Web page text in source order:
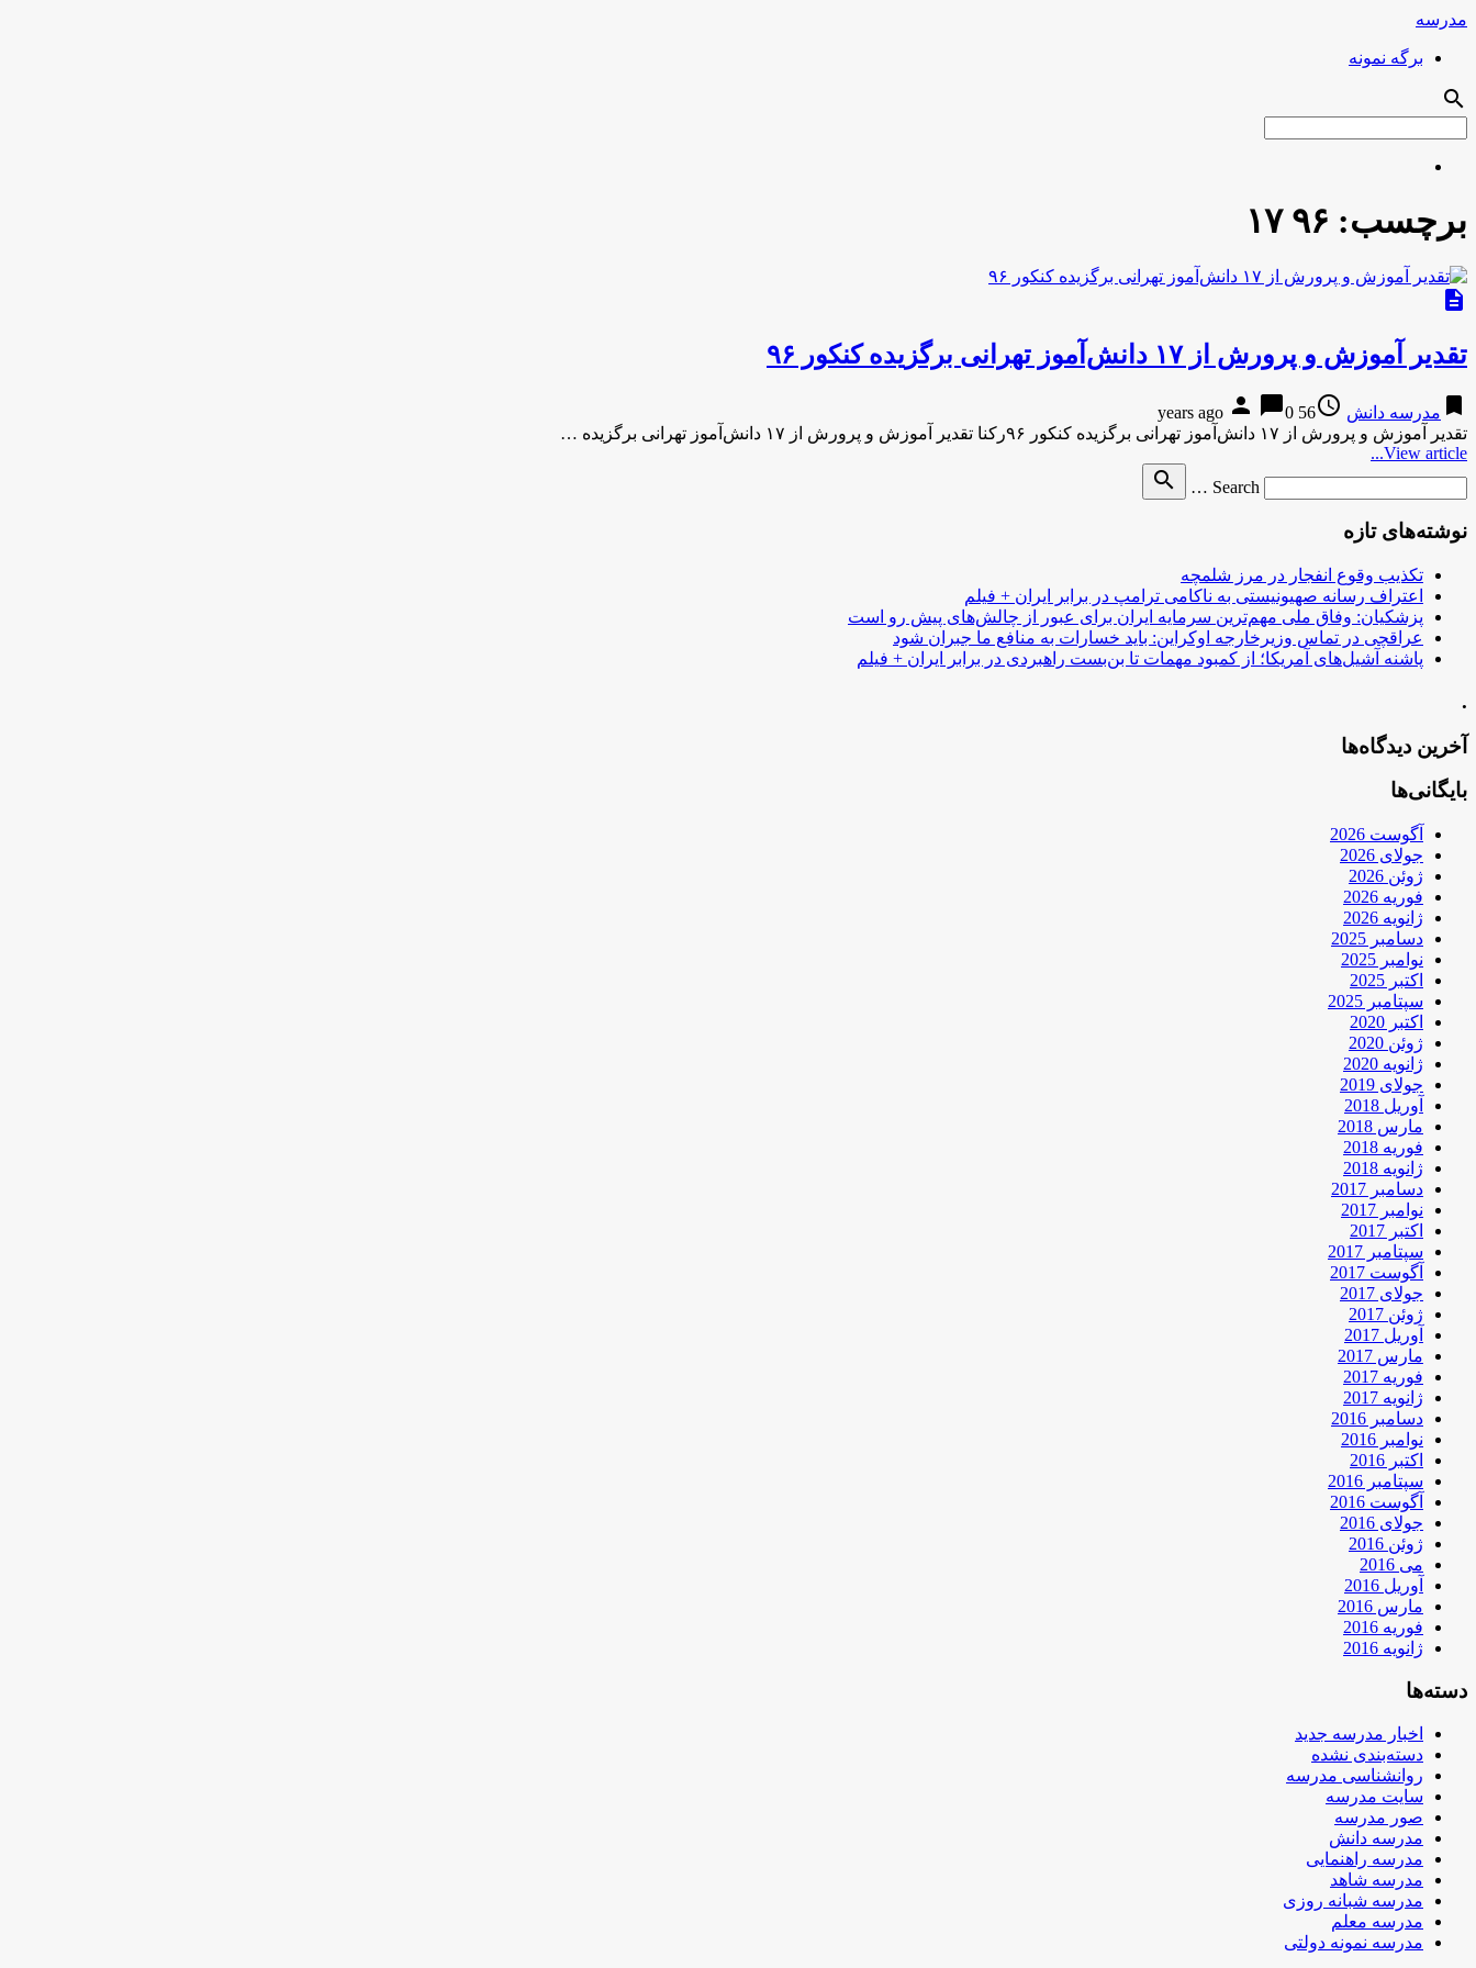
مدرسه
برگه نمونه
search
برچسب: ۹۶ ۱۷
description
تقدیر آموزش و پرورش از ۱۷ دانش‌آموز تهرانی برگزیده کنکور ۹۶
bookmark مدرسه دانش access_time
56 years ago
person chat_bubble0
تقدیر آموزش و پرورش از ۱۷ دانش‌آموز تهرانی برگزیده کنکور ۹۶رکنا تقدیر آموزش و پرورش از ۱۷ دانش‌آموز تهرانی برگزیده …
View article...
Search …
search
نوشته‌های تازه
تکذیب وقوع انفجار در مرز شلمچه
اعتراف رسانه صهیونیستی به ناکامی ترامپ در برابر ایران + فیلم
پزشکیان: وفاق ملی مهم‌ترین سرمایه ایران برای عبور از چالش‌های پیش رو است
عراقچی در تماس وزیرخارجه اوکراین: باید خسارات به منافع ما جبران شود
پاشنه آشیل‌های آمریکا؛ از کمبود مهمات تا بن‌بست راهبردی در برابر ایران + فیلم
.
آخرین دیدگاه‌ها
بایگانی‌ها
آگوست 2026
جولای 2026
ژوئن 2026
فوریه 2026
ژانویه 2026
دسامبر 2025
نوامبر 2025
اکتبر 2025
سپتامبر 2025
اکتبر 2020
ژوئن 2020
ژانویه 2020
جولای 2019
آوریل 2018
مارس 2018
فوریه 2018
ژانویه 2018
دسامبر 2017
نوامبر 2017
اکتبر 2017
سپتامبر 2017
آگوست 2017
جولای 2017
ژوئن 2017
آوریل 2017
مارس 2017
فوریه 2017
ژانویه 2017
دسامبر 2016
نوامبر 2016
اکتبر 2016
سپتامبر 2016
آگوست 2016
جولای 2016
ژوئن 2016
می 2016
آوریل 2016
مارس 2016
فوریه 2016
ژانویه 2016
دسته‌ها
اخبار مدرسه جدید
دسته‌بندی نشده
روانشناسی مدرسه
سایت مدرسه
صور مدرسه
مدرسه دانش
مدرسه راهنمایی
مدرسه شاهد
مدرسه شبانه روزی
مدرسه معلم
مدرسه نمونه دولتی